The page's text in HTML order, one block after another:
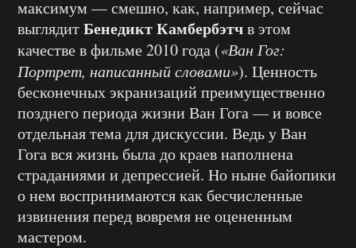
максимум — смешно, как, например, сейчас
выглядитБенедикт Камбербэтчв этом
качестве в фильме 2010 года («Ван Гог:
Портрет, написанный словами»). Ценность
бесконечных экранизаций преимущественно
позднего периода жизни Ван Гога — и вовсе
отдельная тема для дискуссии. Ведь у Ван
Гога вся жизнь была до краев наполнена
страданиями и депрессией. Но ныне байопики
о нем воспринимаются как бесчисленные
извинения перед вовремя не оцененным
мастером.